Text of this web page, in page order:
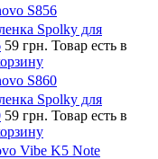
S856
Spolky для
59 грн. Товар есть в
S860
Spolky для
59 грн. Товар есть в
Vibe K5 Note